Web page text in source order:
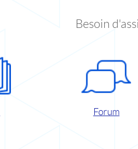
Besoin
Forum